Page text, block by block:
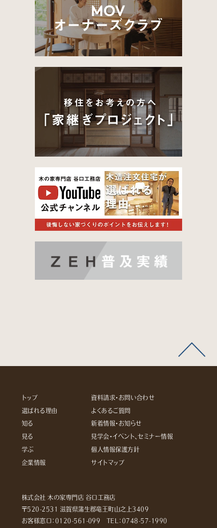
トップ
選ばれる理由
知る
見る
学ぶ
企業情報
資料請求・お問い合わせ
よくあるご質問
新着情報・お知らせ
見学会・イベント、セミナー情報
個人情報保護方針
サイトマップ
株式会社 木の家専門店 谷口工務店
〒520-2531 滋賀県蒲生郡竜王町山之上3409
お客様窓口： 0120-561-099 TEL： 0748-57-1990